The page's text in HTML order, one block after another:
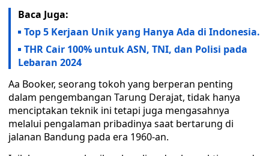
Baca Juga:
Top 5 Kerjaan Unik yang Hanya Ada di Indonesia.
THR Cair 100% untuk ASN, TNI, dan Polisi pada
Lebaran 2024
Aa Booker, seorang tokoh yang berperan penting
dalam pengembangan Tarung Derajat, tidak hanya
menciptakan teknik ini tetapi juga mengasahnya
melalui pengalaman pribadinya saat bertarung di
jalanan Bandung pada era 1960-an.